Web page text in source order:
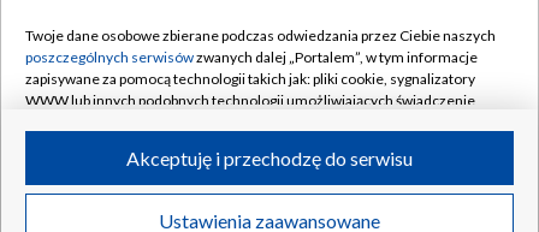
Rada Programowa
System NOS
Informacje o nadawcy
Program dla prasy
Kontakt
Kanały
©2026 Telewizja Polska S.A. w likwidacji
Twoje dane osobowe zbierane podczas odwiedzania przez Ciebie naszych
poszczególnych serwisówzwanych dalej „Portalem”, w tym informacje
zapisywane za pomocą technologii takich jak: pliki cookie, sygnalizatory
WWW lub innych podobnych technologii umożliwiających świadczenie
ruchu w Internecie.
Twoje dane osobowe zbierane podczas odwiedzania przez Ciebie
Ustawienia zaawansowane
Akceptuję i przechodzę do serwisu